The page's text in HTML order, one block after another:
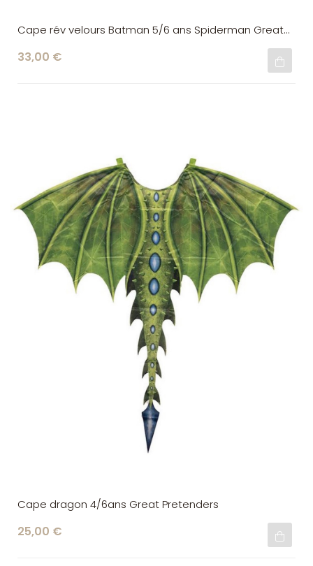
Cape rév velours Batman 5/6 ans Spiderman Great
33,00 €
Cape dragon 4/6ans Great Pretenders
25,00 €